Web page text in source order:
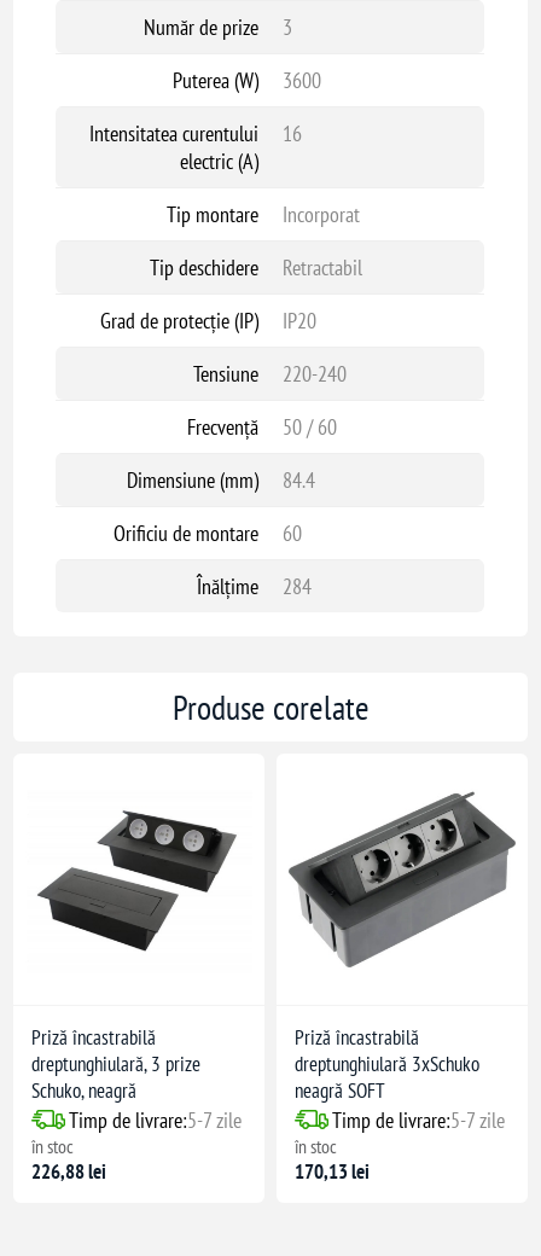
Număr de prize
3
Puterea (W)
3600
Intensitatea curentului
electric (A)
16
Tip montare
Incorporat
Tip deschidere
Retractabil
Grad de protecție (IP)
IP20
Tensiune
220-240
Frecvență
50 / 60
Dimensiune (mm)
84.4
Orificiu de montare
60
Înălțime
284
Produse corelate
Priză încastrabilă
dreptunghiulară, 3 prize
Schuko, neagră
Timp de livrare:5-7 zile
în stoc
226,88 lei
Priză încastrabilă
dreptunghiulară 3xSchuko
neagră SOFT
Timp de livrare:5-7 zile
în stoc
170,13 lei